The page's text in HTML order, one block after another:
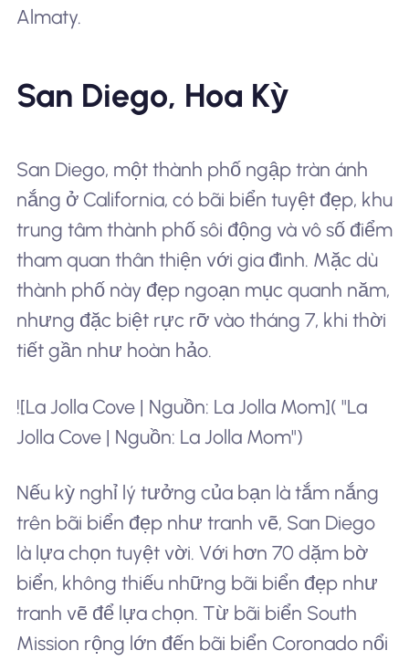
Almaty.
San Diego, Hoa Kỳ
San Diego, một thành phố ngập tràn ánh
nắng ở California, có bãi biển tuyệt đẹp, khu
trung tâm thành phố sôi động và vô số điểm
tham quan thân thiện với gia đình. Mặc dù
thành phố này đẹp ngoạn mục quanh năm,
nhưng đặc biệt rực rỡ vào tháng 7, khi thời
tiết gần như hoàn hảo.
![La Jolla Cove | Nguồn: La Jolla Mom]( "La
Jolla Cove | Nguồn: La Jolla Mom")
Nếu kỳ nghỉ lý tưởng của bạn là tắm nắng
trên bãi biển đẹp như tranh vẽ, San Diego
là lựa chọn tuyệt vời. Với hơn 70 dặm bờ
biển, không thiếu những bãi biển đẹp như
tranh vẽ để lựa chọn. Từ bãi biển South
Mission rộng lớn đến bãi biển Coronado nổi